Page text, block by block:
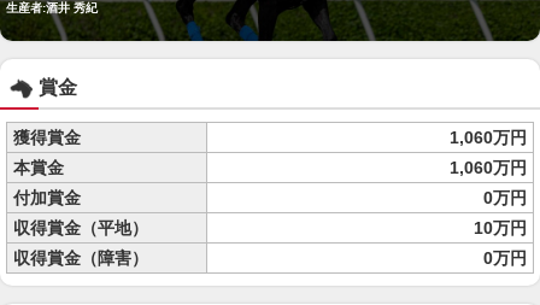
生産者:酒井 秀紀
賞金
獲得賞金
1,060万円
本賞金
1,060万円
付加賞金
0万円
収得賞金（平地）
10万円
収得賞金（障害）
0万円